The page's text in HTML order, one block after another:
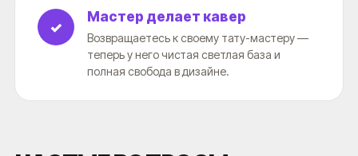
✓
Мастер делает кавер
Возвращаетесь к своему тату-мастеру —
теперь у него чистая светлая база и
полная свобода в дизайне.